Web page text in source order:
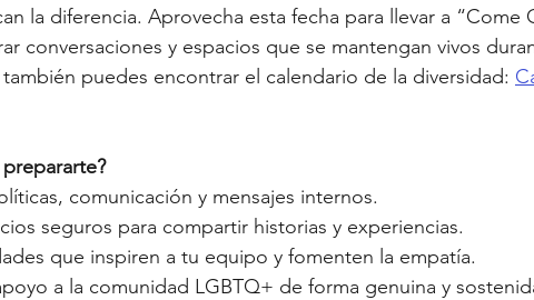
la diferencia. Aprovecha esta fecha para llevar a “Come
conversaciones y espacios que se mantengan vivos
puedes encontrar el calendario de la diversidad:
comunicación y mensajes internos.
seguros para compartir historias y experiencias.
que inspiren a tu equipo y fomenten la empatía.
a la comunidad LGBTQ+ de forma genuina y